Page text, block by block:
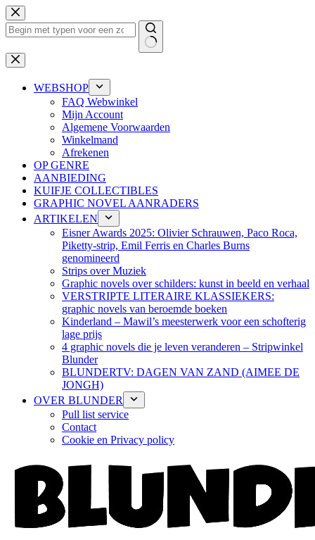
Ga
naar
de
Geen
resultaten
WEBSHOP
FAQ Webwinkel
Mijn Account
Algemene Voorwaarden
Winkelmand
Afrekenen
OP GENRE
AANBIEDING
KUIFJE COLLECTIBLES
GRAPHIC NOVEL AANRADERS
ARTIKELEN
Eisner Awards 2025: Olivier Schrauwen, Paco Roca,
Piketty-strip, Emil Ferris en Charles Burns
genomineerd
Strips over Muziek
Graphic novels over schilders: kunst in beeld en verhaal
VERSTRIPTE LITERAIRE KLASSIEKERS:
graphic novels van beroemde boeken
Kinderland – Mawil’s meesterwerk voor een schofterig
lage prijs
4 graphic novels die je leven veranderen – Stripwinkel
Blunder
BLUNDERTV: DAGEN VAN ZAND (AIMEE DE
JONGH)
OVER BLUNDER
Pull list service
Contact
Cookie en Privacy policy